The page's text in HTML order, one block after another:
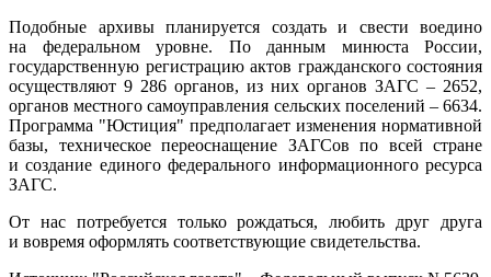
Подобные архивы планируется создать и свести воедино
на федеральном уровне. По данным минюста России,
государственную регистрацию актов гражданского состояния
осуществляют 9 286 органов, из них органов ЗАГС – 2652,
органов местного самоуправления сельских поселений – 6634.
Программа "Юстиция" предполагает изменения нормативной
базы, техническое переоснащение ЗАГСов по всей стране
и создание единого федерального информационного ресурса
ЗАГС.
От нас потребуется только рождаться, любить друг друга
и вовремя оформлять соответствующие свидетельства.